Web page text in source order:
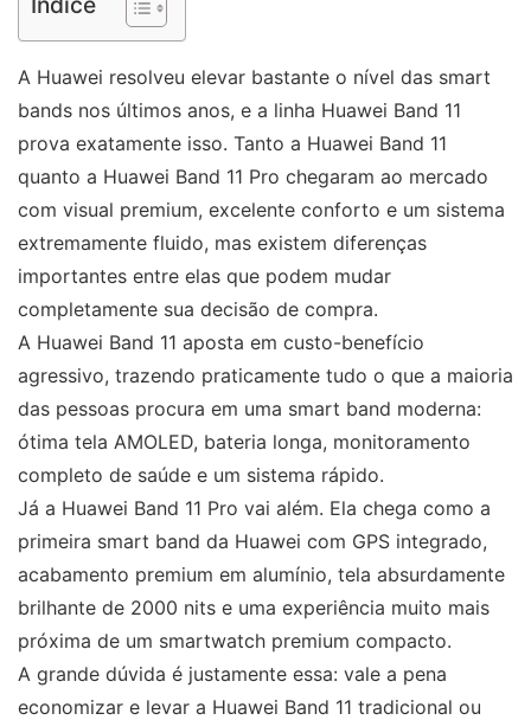
A Huawei resolveu elevar bastante o nível das smart
bands nos últimos anos, e a linha Huawei Band 11
prova exatamente isso. Tanto a Huawei Band 11
quanto a Huawei Band 11 Pro chegaram ao mercado
com visual premium, excelente conforto e um sistema
extremamente fluido, mas existem diferenças
importantes entre elas que podem mudar
completamente sua decisão de compra.
A Huawei Band 11 aposta em custo-benefício
agressivo, trazendo praticamente tudo o que a maioria
das pessoas procura em uma smart band moderna:
ótima tela AMOLED, bateria longa, monitoramento
completo de saúde e um sistema rápido.
Já a Huawei Band 11 Pro vai além. Ela chega como a
primeira smart band da Huawei com GPS integrado,
acabamento premium em alumínio, tela absurdamente
brilhante de 2000 nits e uma experiência muito mais
próxima de um smartwatch premium compacto.
A grande dúvida é justamente essa: vale a pena
economizar e levar a Huawei Band 11 tradicional ou